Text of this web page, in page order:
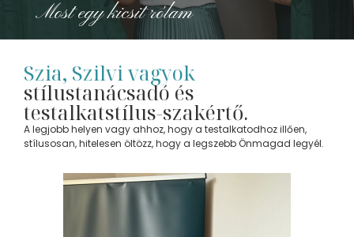
Most egy kicsit rólam
Szia, Szilvi vagyok​
stílustanácsadó és
testalkatstílus-szakértő.
A legjobb helyen vagy ahhoz, hogy a testalkatodhoz illően,
stílusosan, hitelesen öltözz, hogy a legszebb Önmagad legyél.